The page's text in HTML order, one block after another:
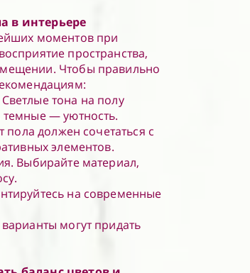
в интерьере
моментов при
пространства,
Чтобы правильно
тона на полу
темные — уютность.
пола должен сочетаться с
элементов.
Выбирайте материал,
на современные
могут придать